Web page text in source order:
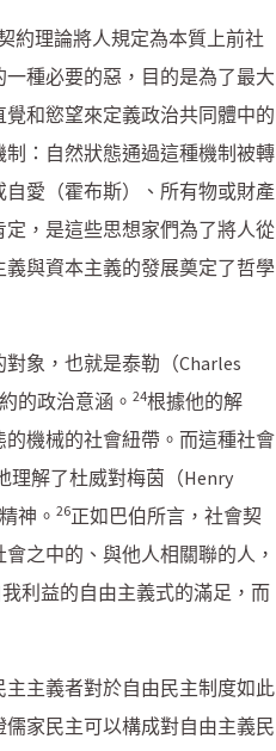
約理論將人規定為本質上前社
種必要的惡，目的是為了最大
和慾望來定義政治共同體中的
：自然狀態通過這種機制被轉
愛（霍布斯）、所有物或財產
，是這些思想家們為了將人從
與資本主義的發展奠定了哲學
象，也就是泰勒（Charles
的政治意涵。 24根據他的解
機械的社會紐帶。而這種社會
理解了杜威對梅茵（Henry
神。 26正如巴伯所言，社會契
之中的、與他人相關聯的人，
利益的自由主義式的滿足，而
主義者對於自由民主制度如此
家民主可以構成對自由主義民